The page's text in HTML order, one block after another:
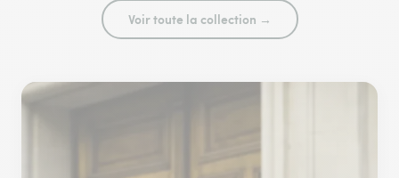
Voir toute la collection →